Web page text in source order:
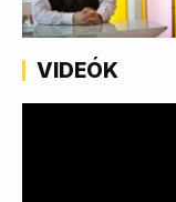
VIDEÓK